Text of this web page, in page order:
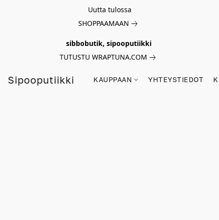
Uutta tulossa
SHOPPAAMAAN
sibbobutik, sipooputiikki
TUTUSTU WRAPTUNA.COM
Sipooputiikki KAUPPAAN YHTEYSTIEDOT